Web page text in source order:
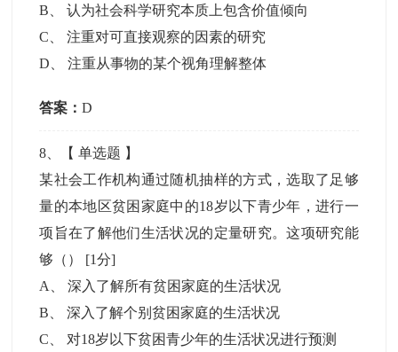
B 、认为社会科学研究本质上包含价值倾向
C 、注重对可直接观察的因素的研究
D 、注重从事物的某个视角理解整体
答案：D
8 、【单选题 】
某社会工作机构通过随机抽样的方式，选取了足够
量的本地区贫困家庭中的18岁以下青少年，进行一
项旨在了解他们生活状况的定量研究。这项研究能
够（） [1分]
A
、深入了解所有贫困家庭的生活状况
B 、深入了解个别贫困家庭的生活状况
C
对18岁以下贫困青少年的生活状况进行预测